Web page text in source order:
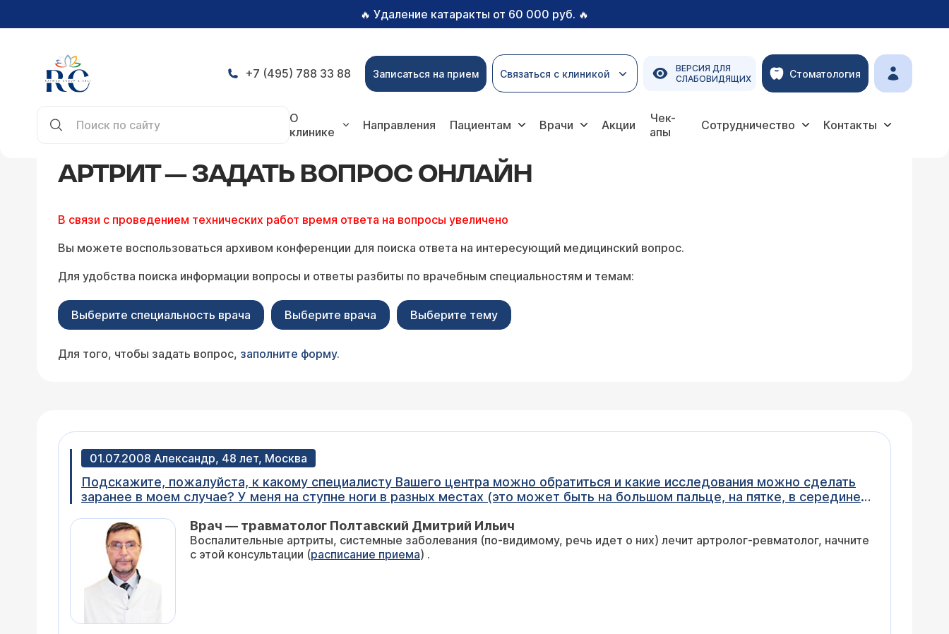
🔥 Удаление катаракты от 60 000 руб. 🔥
+7 (495) 788 33 88 Записаться на прием Связаться с клиникой
ВЕРСИЯ ДЛЯ
СЛАБОВИДЯЩИХ
Стоматология
О
клинике
Направления Пациентам Врачи Акции
Чек-
апы
Сотрудничество Контакты
АРТРИТ — ЗАДАТЬ ВОПРОС ОНЛАЙН
В связи с проведением технических работ время ответа на вопросы увеличено
Вы можете воспользоваться архивом конференции для поиска ответа на интересующий медицинский вопрос.
Для удобства поиска информации вопросы и ответы разбиты по врачебным специальностям и темам:
Выберите специальность врача Выберите врача Выберите тему
Для того, чтобы задать вопрос, заполните форму.
01.07.2008 Александр, 48 лет, Москва
Подскажите, пожалуйста, к какому специалисту Вашего центра можно обратиться и какие исследования можно сделать
заранее в моем случае? У меня на ступне ноги в разных местах (это может быть на большом пальце, на пятке, в середине
затруднения при ходьбе. Это пятно может быть больше или меньше (от 1 до 3 см в диаметре), вокруг есть отек и сильная
болезненность, иногда невозможно ходить. Помогает в этом случае только спиртовая повязка (2-3 раза на ночь), исчезает
покраснение и боль, никакие мази не были эффективны. Появляется это покраснение всегда неожиданно. Может ли это
быть связано с сосудами нижней конечности и с нарушением кровоснабжения? Какой специалист может помочь?
Врач — травматолог Полтавский Дмитрий Ильич
Воспалительные артриты, системные заболевания (по-видимому, речь идет о них) лечит артролог-ревматолог, начните
с этой консультации (расписание приема) .